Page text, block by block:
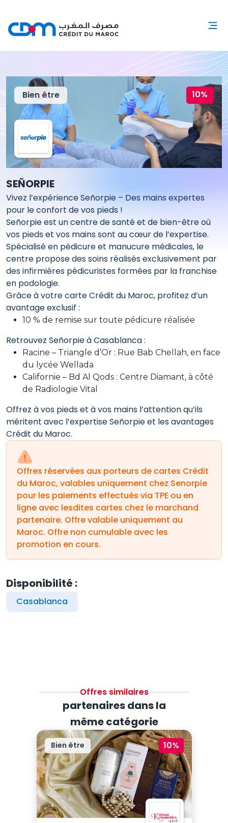
Bien être 10%
SEÑORPIE
Vivez l’expérience Señorpie – Des mains expertes
pour le confort de vos pieds !
Señorpie est un centre de santé et de bien-être où
vos pieds et vos mains sont au cœur de l’expertise.
Spécialisé en pédicure et manucure médicales, le
centre propose des soins réalisés exclusivement par
des infirmières pédicuristes formées par la franchise
en podologie.
Grâce à votre carte Crédit du Maroc, profitez d’un
avantage exclusif :
10 % de remise sur toute pédicure réalisée
Retrouvez Señorpie à Casablanca :
Racine – Triangle d’Or : Rue Bab Chellah, en face
du lycée Wellada
Californie – Bd Al Qods : Centre Diamant, à côté
de Radiologie Vital
Offrez à vos pieds et à vos mains l’attention qu’ils
méritent avec l’expertise Señorpie et les avantages
Crédit du Maroc.
Offres réservées aux porteurs de cartes Crédit
du Maroc, valables uniquement chez Senorpie
pour les paiements effectués via TPE ou en
ligne avec lesdites cartes chez le marchand
partenaire. Offre valable uniquement au
Maroc. Offre non cumulable avec les
promotion en cours.
Disponibilité :
Casablanca
Offres similaires
partenaires dans la
même catégorie
Bien être 10%